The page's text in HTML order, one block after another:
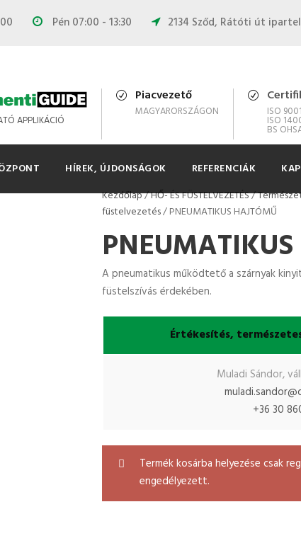
Pén 07:00 - 13:30 2134 Sződ, Rátóti út
APPLIKÁCIÓ
Piacvezető
MAGYARORSZÁGON ISO
ISO
BS
HÍREK, ÚJDONSÁGOK REFERENCIÁK
Kezdőlap/HŐ- ÉS FÜSTELVEZETÉS/
füstelvezetés/ PNEUMATIKUS HAJTÓMŰ
A pneumatikus működtető a szárnyak
füstelszívás érdekében.
Értékesítés,
Muladi Sándor,
+36 30
Termék kosárba helyezése csak
engedélyezett.